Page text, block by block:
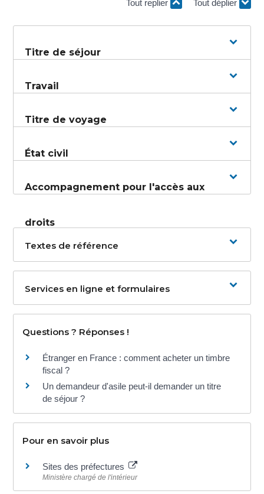
Tout replier Tout déplier
Titre de séjour
Travail
Titre de voyage
État civil
Accompagnement pour l'accès aux
droits
Textes de référence
Services en ligne et formulaires
Questions ? Réponses !
Étranger en France : comment acheter un timbre
fiscal ?
Un demandeur d'asile peut-il demander un titre
de séjour ?
Pour en savoir plus
Sites des préfectures
Ministère chargé de l'intérieur